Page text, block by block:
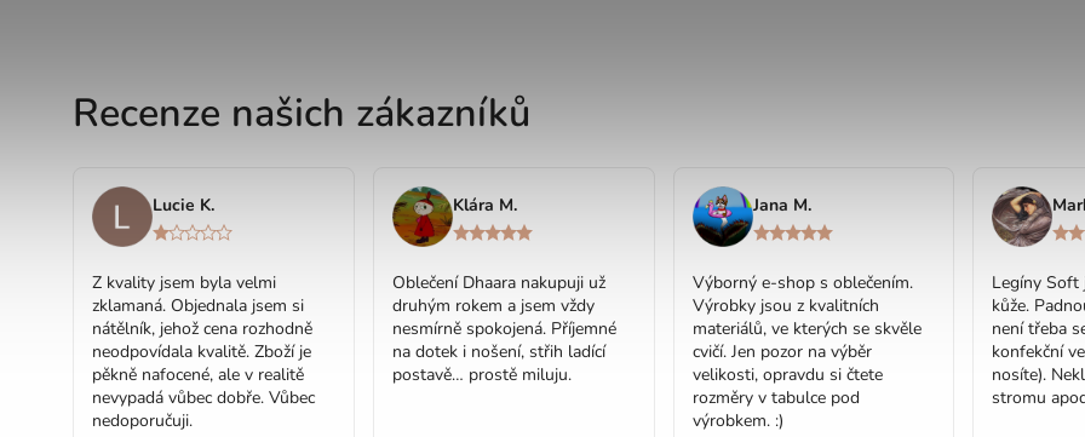
Recenze našich zákazníků
Lucie K.
Z kvality jsem byla velmi
zklamaná. Objednala jsem si
nátělník, jehož cena rozhodně
neodpovídala kvalitě. Zboží je
pěkně nafocené, ale v realitě
nevypadá vůbec dobře. Vůbec
nedoporučuji.
Klára M.
Oblečení Dhaara nakupuji už
druhým rokem a jsem vždy
nesmírně spokojená. Příjemné
na dotek i nošení, střih ladící
postavě… prostě miluju.
Jana M.
Výborný e-shop s oblečením.
Výrobky jsou z kvalitních
materiálů, ve kterých se skvěle
cvičí. Jen pozor na výběr
velikosti, opravdu si čtete
rozměry v tabulce pod
výrobkem. :)
Legíny Soft
kůže.
není třeba
konfekční
nosíte).
stromu